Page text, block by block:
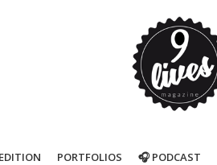
PORTFOLIOS 🎧 PODCAST